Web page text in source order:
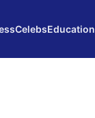
CelebsEducation